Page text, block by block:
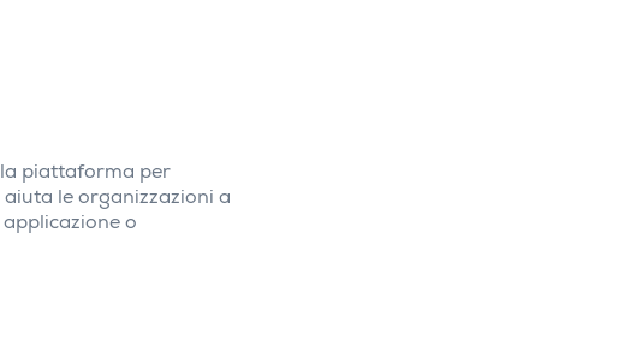
piattaforma per
le organizzazioni a
o